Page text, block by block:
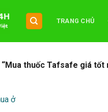
TRANG CHỦ
thuốc Tafsafe giá tốt